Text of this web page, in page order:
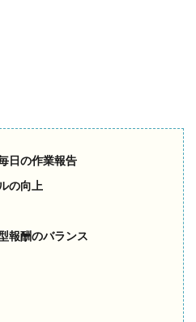
日の作業報告
の向上
報酬のバランス